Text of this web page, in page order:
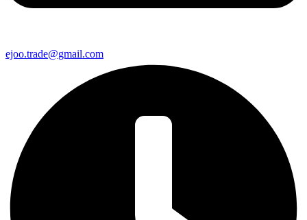
ejoo.trade@gmail.com